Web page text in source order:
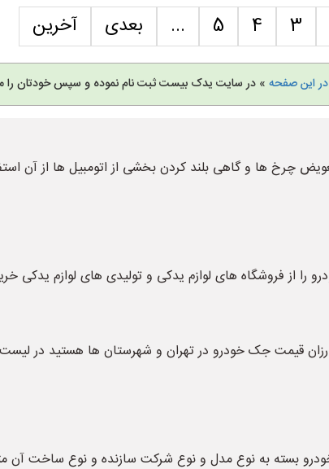
3
4
5
... بعدی آخرین
این صفحه » در سایت یدک بیست ثبت نام نموده و سپس خودتان را
ها و گاهی بلند کردن بخشی از اتومبیل ها از آن
از فروشگاه های لوازم یدکی و تولیدی های لوازم یدکی
قیمت جک خودرو در تهران و شهرستان ها هستید در لیست
بسته به نوع مدل و نوع شرکت سازنده و نوع ساخت